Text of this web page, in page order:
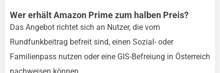
Wer erhält Amazon Prime zum halben Preis?
Das Angebot richtet sich an Nutzer, die vom
Rundfunkbeitrag befreit sind, einen Sozial- oder
Familienpass nutzen oder eine GIS-Befreiung in Österreich